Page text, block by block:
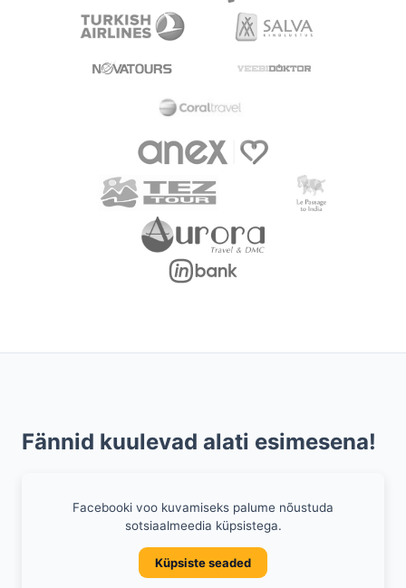
Fännid kuulevad alati esimesena!
Facebooki voo kuvamiseks palume nõustuda
sotsiaalmeedia küpsistega.
Küpsiste seaded